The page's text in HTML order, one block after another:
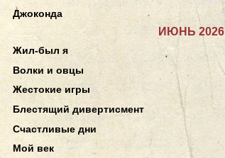
Джоконда
ИЮНЬ 2026
Жил-был я
Волки и овцы
Жестокие игры
Блестящий дивертисмент
Счастливые дни
Мой век